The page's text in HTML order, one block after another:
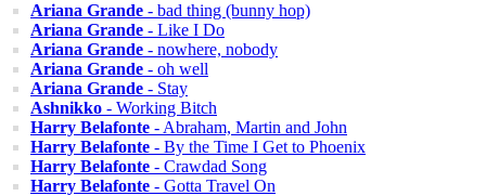
Ariana Grande - bad thing (bunny hop)
Ariana Grande - Like I Do
Ariana Grande - nowhere, nobody
Ariana Grande - oh well
Ariana Grande - Stay
Ashnikko - Working Bitch
Harry Belafonte - Abraham, Martin and John
Harry Belafonte - By the Time I Get to Phoenix
Harry Belafonte - Crawdad Song
Harry Belafonte - Gotta Travel On